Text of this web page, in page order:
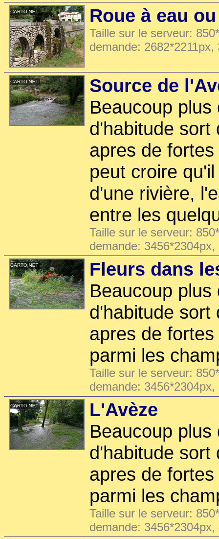
Roue à eau
Taille sur le serveur:
demande:
Source de
Beaucoup plus
d'habitude sort
apres de
peut croire
d'une rivière,
entre les
Taille sur le serveur:
demande:
Fleurs dans
Beaucoup plus
d'habitude sort
apres de
parmi les
Taille sur le serveur:
demande:
L'Avèze
Beaucoup plus
d'habitude sort
apres de
parmi les
Taille sur le serveur:
demande: